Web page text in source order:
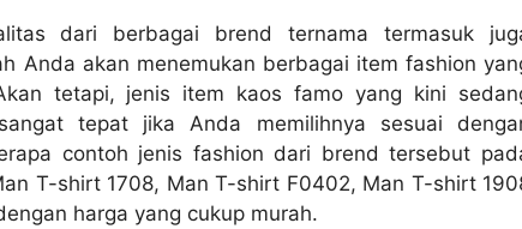
dari berbagai brend ternama termasuk
Anda akan menemukan berbagai item fashion
tetapi, jenis item kaos famo yang kini
tepat jika Anda memilihnya sesuai
contoh jenis fashion dari brend tersebut
T-shirt 1708, Man T-shirt F0402, Man T-shirt
harga yang cukup murah.